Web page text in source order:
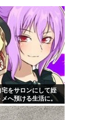
高市早苗」 無礼...
開好きなんやが
掘されるwww
台の車に当て逃げ...
をサロンにして姪
メへ預ける生活に。
ツケが一気に回っ